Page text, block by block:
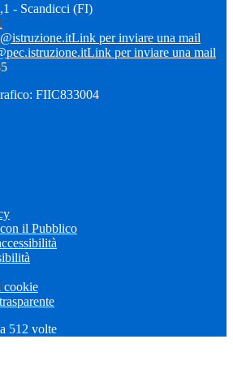
- Scandicci (FI)
Link per inviare una mail
Link per inviare una mail
FIIC833004
il Pubblico
cookie
512 volte